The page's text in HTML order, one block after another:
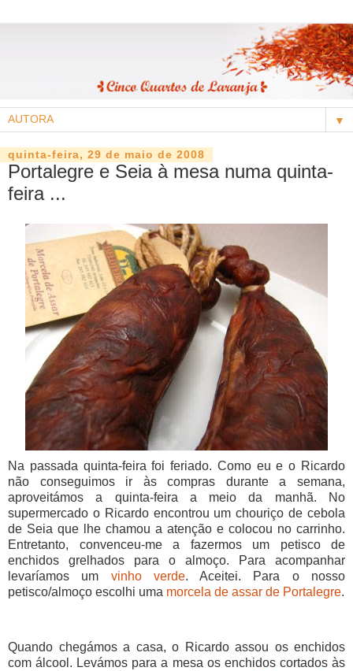
▼
quinta-feira, 29 de maio de 2008
Portalegre e Seia à mesa numa quinta-
feira ...
Na passada quinta-feira foi feriado. Como eu e o Ricardo
não conseguimos ir às compras durante a semana,
aproveitámos a quinta-feira a meio da manhã. No
supermercado o Ricardo encontrou um chouriço de cebola
de Seia que lhe chamou a atenção e colocou no carrinho.
Entretanto, convenceu-me a fazermos um petisco de
enchidos grelhados para o almoço. Para acompanhar
levaríamos um vinho verde. Aceitei. Para o nosso
petisco/almoço escolhi uma morcela de assar de Portalegre.
Quando chegámos a casa, o Ricardo assou os enchidos
com álcool. Levámos para a mesa os enchidos cortados às